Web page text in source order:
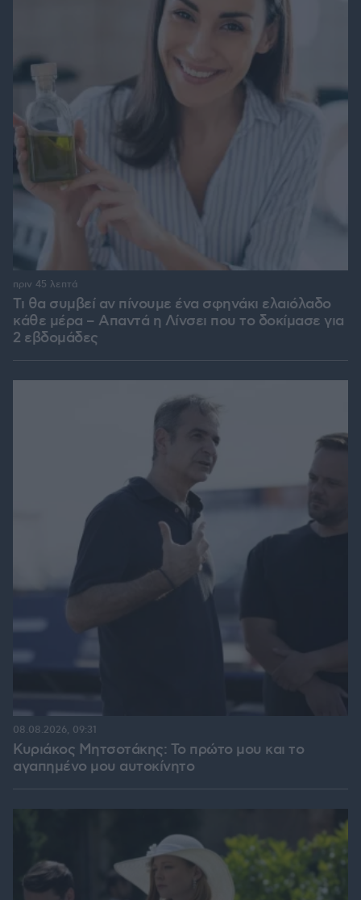
Τι θα συμβεί αν πίνουμε ένα σφηνάκι ελαιόλαδο
κάθε μέρα – Απαντά η Λίνσει που το δοκίμασε για
2 εβδομάδες
πριν 45 λεπτά
Κυριάκος Μητσοτάκης: Το πρώτο μου και το
αγαπημένο μου αυτοκίνητο
08.08.2026, 09:31